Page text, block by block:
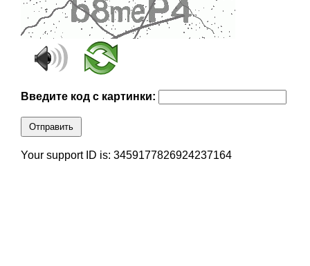
Введите код с картинки:
Отправить
Your support ID is: 3459177826924237164